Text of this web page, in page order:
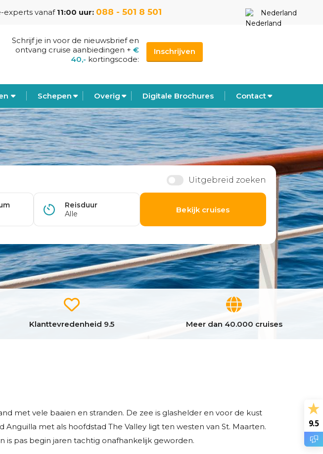
experts vanaf 11:00 uur: 088 - 501 8 501 Nederland
Schrijf je in voor de nieuwsbrief en
ontvang cruise aanbiedingen + €
40,- kortingscode:
Inschrijven
Schepen Overig Digitale Brochures Contact
Klanttevredenheid 9.5 Meer dan 40.000 cruises
met vele baaien en stranden. De zee is glashelder en voor de kust
met als hoofdstad The Valley ligt ten westen van St. Maarten.
pas begin jaren tachtig onafhankelijk geworden.
9.5